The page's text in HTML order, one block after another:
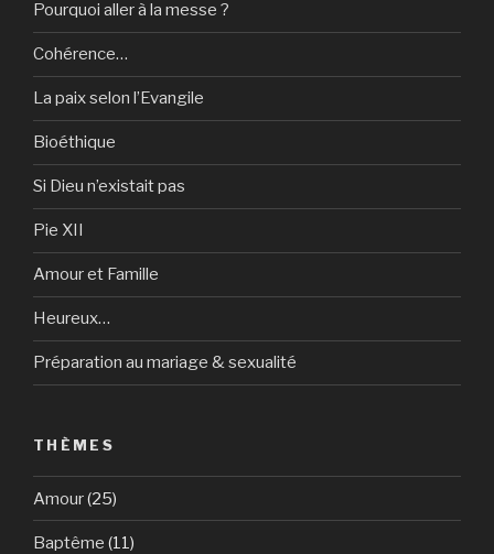
Pourquoi aller à la messe ?
Cohérence…
La paix selon l’Evangile
Bioéthique
Si Dieu n’existait pas
Pie XII
Amour et Famille
Heureux…
Préparation au mariage & sexualité
THÈMES
Amour(25)
Baptême (11)